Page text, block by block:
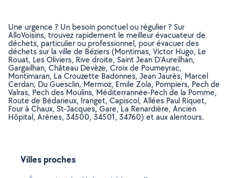
Une urgence ? Un besoin ponctuel ou régulier ? Sur
AlloVoisins, trouvez rapidement le meilleur évacuateur de
déchets, particulier ou professionnel, pour évacuer des
déchets sur la ville de Béziers (Montimas, Victor Hugo, Le
Rouat, Les Oliviers, Rive droite, Saint Jean D'Aureilhan,
Gargailhan, Château Devèze, Croix de Poumeyrac,
Montimaran, La Crouzette Badonnes, Jean Jaurès, Marcel
Cerdan, Du Guesclin, Mermoz, Emile Zola, Pompiers, Pech de
Valras, Pech des Moulins, Méditerrannée-Pech de la Pomme,
Route de Bédarieux, Iranget, Capiscol, Allées Paul Riquet,
Four à Chaux, St-Jacques, Gare, La Renardière, Ancien
Hôpital, Arènes, 34500, 34501, 34760) et aux alentours.
Villes proches